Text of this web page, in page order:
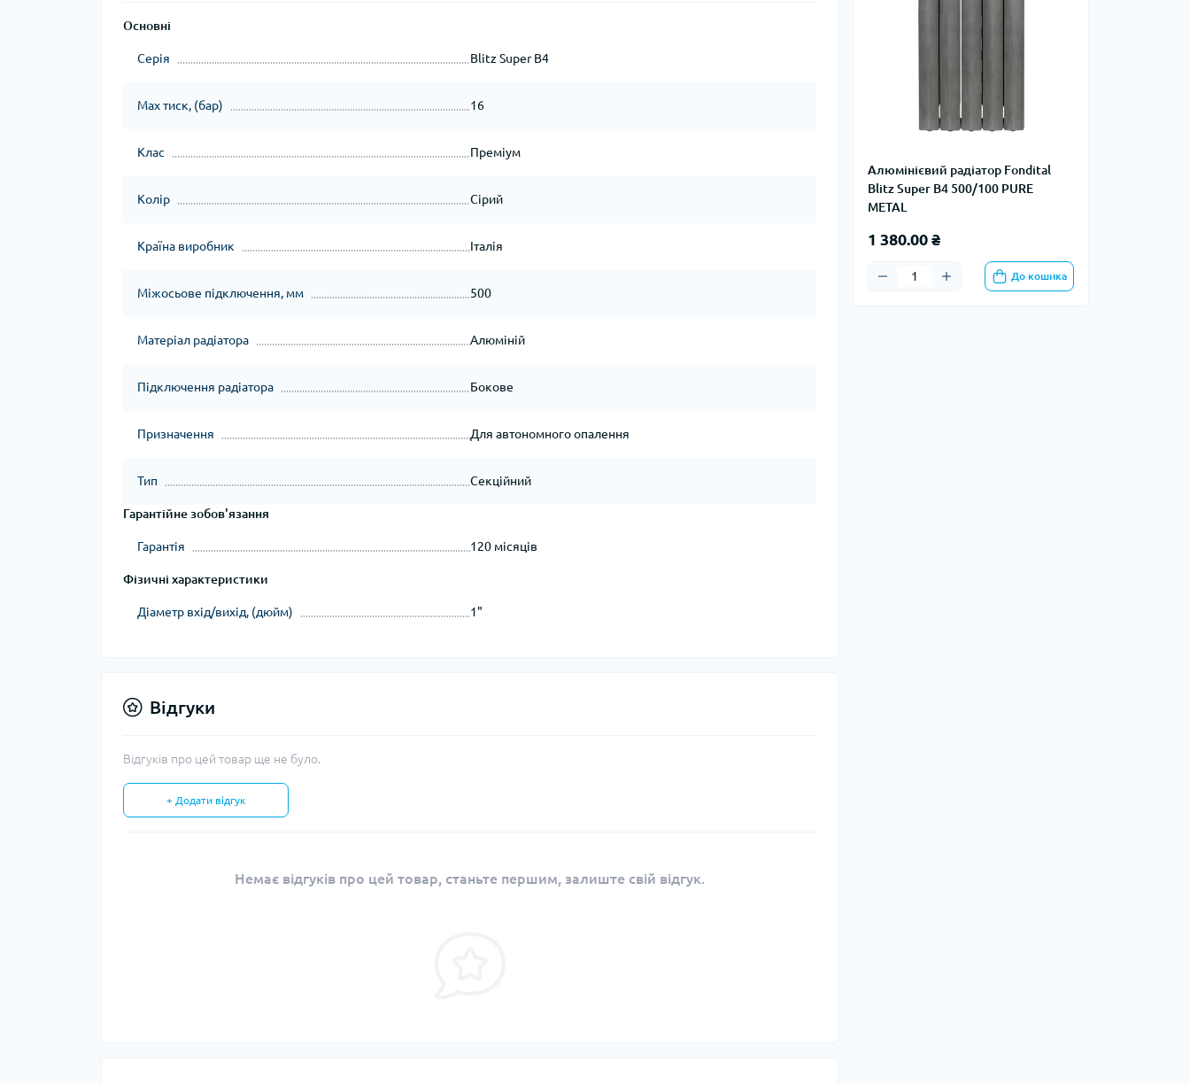
Алюмінієвий радіатор Fondital
Blitz Super B4 500/100 PURE
METAL
1 380.00 ₴
До кошика
Основні
Серія Blitz Super B4
Max тиск, (бар) 16
Клас Преміум
Колір Сірий
Країна виробник Італія
Міжосьове підключення, мм 500
Матеріал радіатора Алюміній
Підключення радіатора Бокове
Призначення Для автономного опалення
Тип Секційний
Гарантійне зобов'язання
Гарантія 120 місяців
Фізичні характеристики
Діаметр вхід/вихід, (дюйм) 1"
Відгуки
Відгуків про цей товар ще не було.
+ Додати відгук
Немає відгуків про цей товар, станьте першим, залиште свій відгук.